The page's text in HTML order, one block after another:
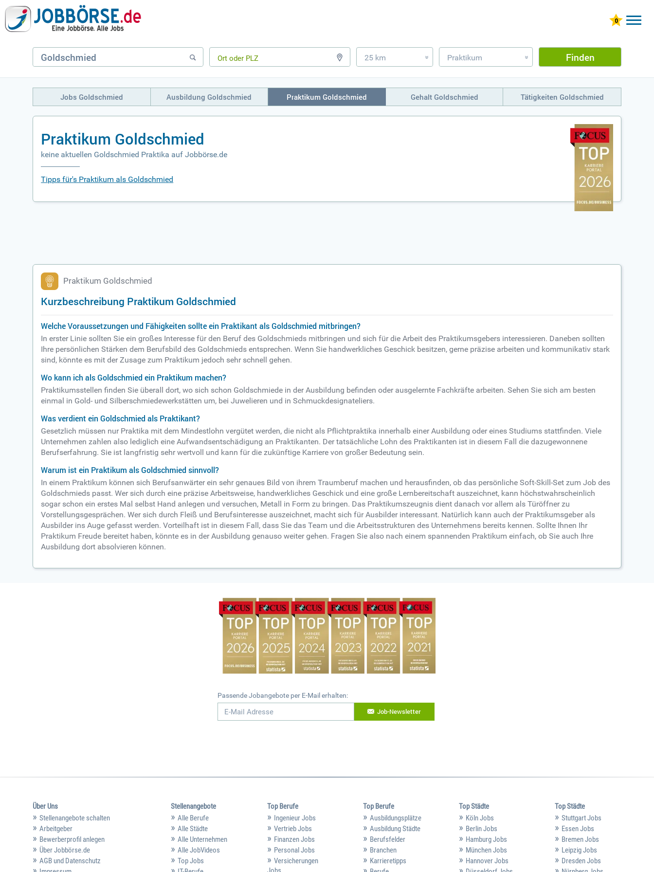
25 km » Praktikum » Finden
Jobs Goldschmied Ausbildung Goldschmied Praktikum Goldschmied Gehalt Goldschmied Tätigkeiten Goldschmied
Praktikum Goldschmied
keine aktuellen Goldschmied Praktika auf Jobbörse.de
Tipps für's Praktikum als Goldschmied
Praktikum Goldschmied
Kurzbeschreibung Praktikum Goldschmied
Welche Voraussetzungen und Fähigkeiten sollte ein Praktikant als Goldschmied mitbringen?
In erster Linie sollten Sie ein großes Interesse für den Beruf des Goldschmieds mitbringen und sich für die Arbeit des Praktikumsgebers interessieren. Daneben sollten
Ihre persönlichen Stärken dem Berufsbild des Goldschmieds entsprechen. Wenn Sie handwerkliches Geschick besitzen, gerne präzise arbeiten und kommunikativ stark
sind, könnte es mit der Zusage zum Praktikum jedoch sehr schnell gehen.
Wo kann ich als Goldschmied ein Praktikum machen?
Praktikumsstellen finden Sie überall dort, wo sich schon Goldschmiede in der Ausbildung befinden oder ausgelernte Fachkräfte arbeiten. Sehen Sie sich am besten
einmal in Gold- und Silberschmiedewerkstätten um, bei Juwelieren und in Schmuckdesignateliers.
Was verdient ein Goldschmied als Praktikant?
Gesetzlich müssen nur Praktika mit dem Mindestlohn vergütet werden, die nicht als Pflichtpraktika innerhalb einer Ausbildung oder eines Studiums stattfinden. Viele
Unternehmen zahlen also lediglich eine Aufwandsentschädigung an Praktikanten. Der tatsächliche Lohn des Praktikanten ist in diesem Fall die dazugewonnene
Berufserfahrung. Sie ist langfristig sehr wertvoll und kann für die zukünftige Karriere von großer Bedeutung sein.
Warum ist ein Praktikum als Goldschmied sinnvoll?
In einem Praktikum können sich Berufsanwärter ein sehr genaues Bild von ihrem Traumberuf machen und herausfinden, ob das persönliche Soft-Skill-Set zum Job des
Goldschmieds passt. Wer sich durch eine präzise Arbeitsweise, handwerkliches Geschick und eine große Lernbereitschaft auszeichnet, kann höchstwahrscheinlich
sogar schon ein erstes Mal selbst Hand anlegen und versuchen, Metall in Form zu bringen. Das Praktikumszeugnis dient danach vor allem als Türöffner zu
Vorstellungsgesprächen. Wer sich durch Fleiß und Berufsinteresse auszeichnet, macht sich für Ausbilder interessant. Natürlich kann auch der Praktikumsgeber als
Ausbilder ins Auge gefasst werden. Vorteilhaft ist in diesem Fall, dass Sie das Team und die Arbeitsstrukturen des Unternehmens bereits kennen. Sollte Ihnen Ihr
Praktikum Freude bereitet haben, könnte es in der Ausbildung genauso weiter gehen. Fragen Sie also nach einem spannenden Praktikum einfach, ob Sie auch Ihre
Ausbildung dort absolvieren können.
Passende Jobangebote per E-Mail erhalten:
Job-Newsletter
Über Uns
Stellenangebote schalten
Arbeitgeber
Bewerberprofil anlegen
Über Jobbörse.de
AGB und Datenschutz
Stellenangebote
Alle Berufe
Alle Städte
Alle Unternehmen
Alle JobVideos
Top Jobs
Top Berufe
Ingenieur Jobs
Vertrieb Jobs
Finanzen Jobs
Personal Jobs
Versicherungen
Top Berufe
Ausbildungsplätze
Ausbildung Städte
Berufsfelder
Branchen
Karrieretipps
Top Städte
Köln Jobs
Berlin Jobs
Hamburg Jobs
München Jobs
Hannover Jobs
Top Städte
Stuttgart Jobs
Essen Jobs
Bremen Jobs
Leipzig Jobs
Dresden Jobs